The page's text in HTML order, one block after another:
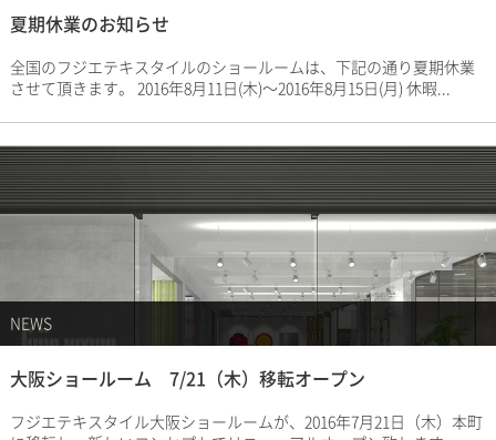
夏期休業のお知らせ
全国のフジエテキスタイルのショールームは、下記の通り夏期休業
させて頂きます。 2016年8月11日(木)〜2016年8月15日(月) 休暇...
NEWS
大阪ショールーム 7/21（木）移転オープン
フジエテキスタイル大阪ショールームが、2016年7月21日（木）本町